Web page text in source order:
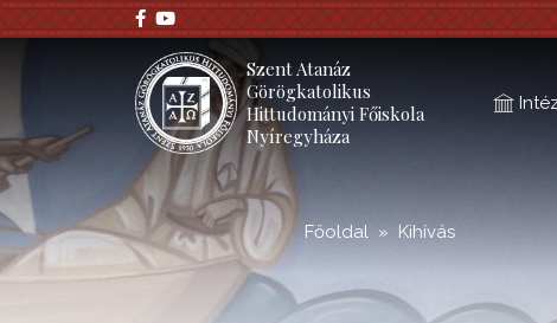
;
Szent Atanáz
Görögkatolikus
Hittudományi Főiskola
Nyíregyháza
Főoldal Kihívás